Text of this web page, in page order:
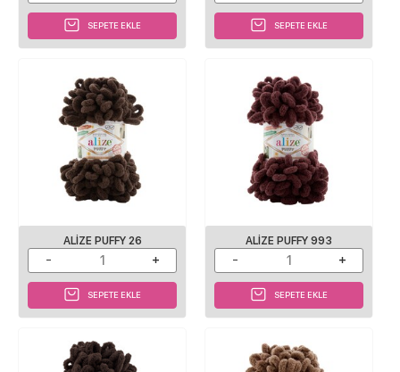
SEPETE EKLE SEPETE EKLE
ALIZE PUFFY 26
SEPETE EKLE
ALIZE PUFFY 993
SEPETE EKLE